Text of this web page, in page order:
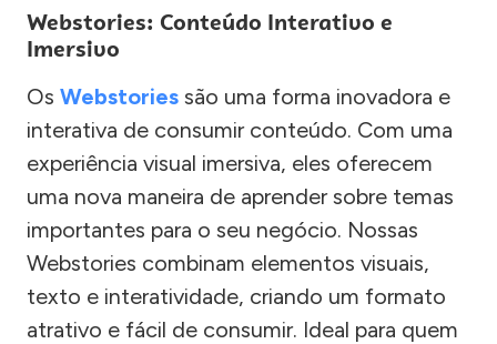
Webstories: Conteúdo Interativo e
Imersivo
Os Webstories são uma forma inovadora e
interativa de consumir conteúdo. Com uma
experiência visual imersiva, eles oferecem
uma nova maneira de aprender sobre temas
importantes para o seu negócio. Nossas
Webstories combinam elementos visuais,
texto e interatividade, criando um formato
atrativo e fácil de consumir. Ideal para quem